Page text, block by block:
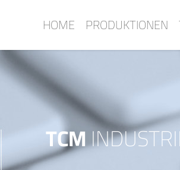
content
HOME PRODUKTIONEN
TCM